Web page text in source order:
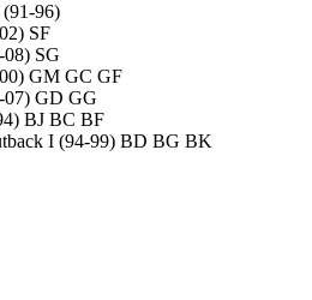
96)
SF
08) SG
GM GC GF
07) GD GG
BJ BC BF
I (94-99) BD BG BK